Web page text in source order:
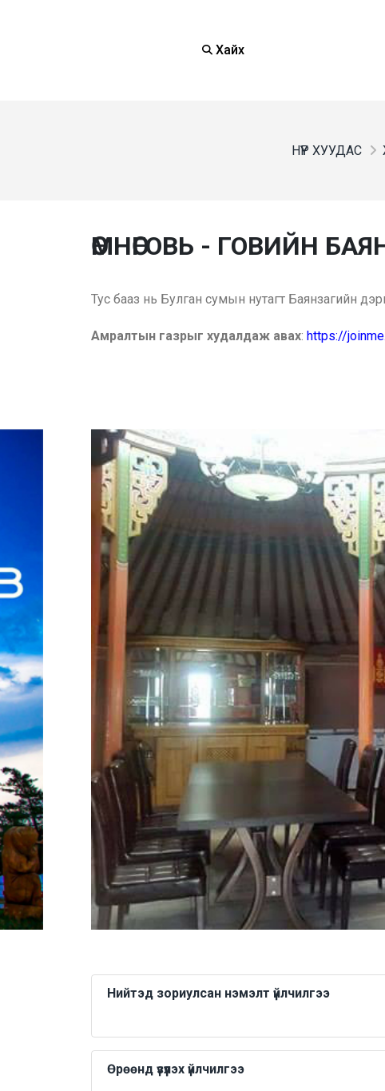
Хайх
НҮҮР ХУУДАС
ӨМНӨГОВЬ - ГОВИЙН
Тус бааз нь Булган сумын нутагт Баянзагийн
Амралтын газрыг худалдаж авах: https://
Нийтэд зориулсан нэмэлт үйлчилгээ
Өрөөнд үзүүлэх үйлчилгээ